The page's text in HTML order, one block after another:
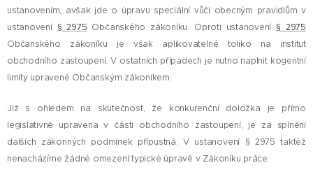
ustanovením, avšak jde o úpravu speciální vůči obecným pravidlům v
ustanovení § 2975 Občanského zákoníku. Oproti ustanovení§ 2975
Občanského zákoníku je však aplikovatelné toliko na institut
obchodního zastoupení. V ostatních případech je nutno naplnit kogentní
limity upravené Občanským zákoníkem.
Již s ohledem na skutečnost, že konkurenční doložka je přímo
legislativně upravena v části obchodního zastoupení, je za splnění
dalších zákonných podmínek přípustná. V ustanovení § 2975 taktéž
nenacházíme žádné omezení typické úpravě v Zákoníku práce.